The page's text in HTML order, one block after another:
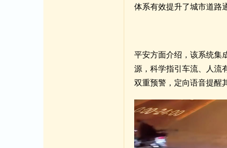
体系有效提升了城市道路
平安方面介绍，该系统集
源，科学指引车流、人流
双重预警，定向语音提醒